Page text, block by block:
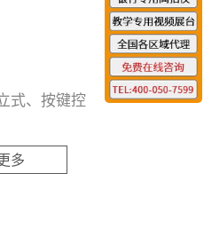
式、按键控
多